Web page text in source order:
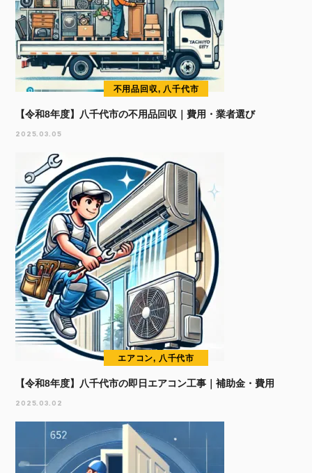
不用品回収, 八千代市
【令和8年度】八千代市の不用品回収｜費用・業者選び
2025.03.05
エアコン, 八千代市
【令和8年度】八千代市の即日エアコン工事｜補助金・費用
2025.03.02